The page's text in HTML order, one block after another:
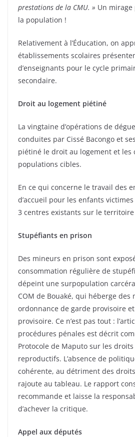
prestations de la CMU. » Un
la population !
Relativement à l’Éducation, on
établissements scolaires
d’enseignants pour le cycle
secondaire.
Droit au logement piétiné
La vingtaine d’opérations de
conduites par Cissé Bacongo et
piétiné le droit au logement et les
populations cibles.
En ce qui concerne le travail des
d’accueil pour les enfants
3 centres existants sur le
Stupéfiants en prison
Des mineurs en prison sont
consommation régulière de
dépeint une surpopulation
COM de Bouaké, qui héberge des
ordonnance de garde provisoire
provisoire. Ce n’est pas tout :
procédures pénales est décrit
Protocole de Maputo sur les
reproductifs. L’absence de
cohérente, au détriment des
rajoute au tableau. Le rapport
recommande et laisse la
d’achever la critique.
Appel aux députés